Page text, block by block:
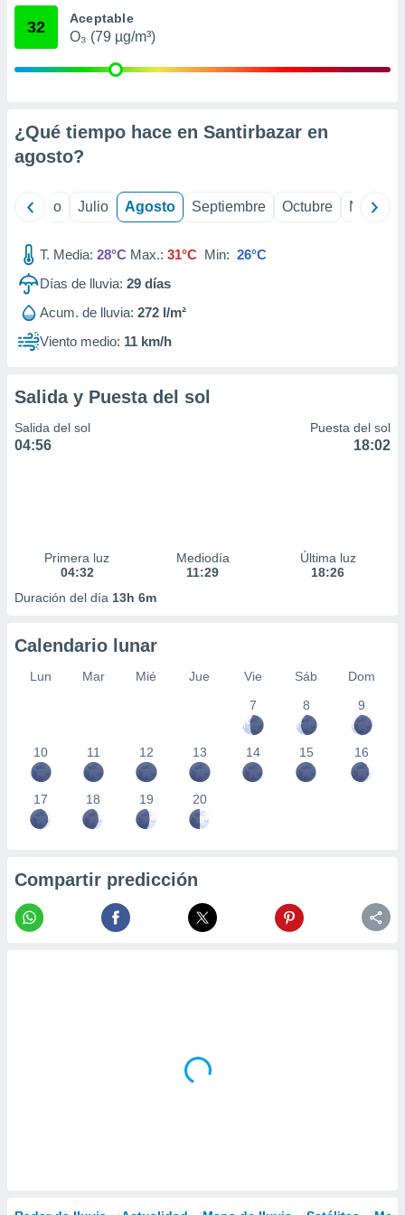
e
publicidad
1199
32 Aceptable
O₃ (79 µg/m³)
¿Qué tiempo hace en Santirbazar en
agosto?
Junio Julio Agosto Septiembre Octubre
T. Media: 28°C Max.: 31°C Min: 26°C
Días de lluvia: 29 días
Acum. de lluvia: 272 l/m²
Viento medio: 11 km/h
Salida y Puesta del sol
Salida del sol
04:56
Puesta del sol
18:02
Primera luz
04:32
Mediodía
11:29
Última luz
18:26
Duración del día 13h 6m
Calendario lunar
Lun Mar Mié Jue Vie Sáb
Dom
7
8 9
10 11 12 13 14 15 16
17 18 19 20
Compartir predicción